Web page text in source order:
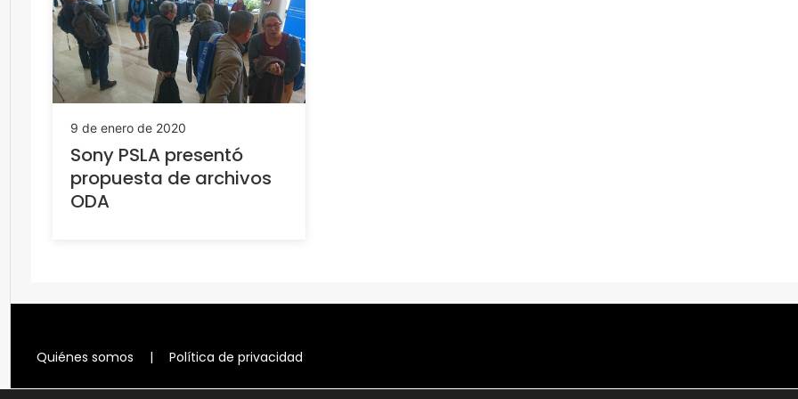
9 de enero de 2020
Sony PSLA presentó
propuesta de archivos
ODA
Quiénes somos | Política de privacidad